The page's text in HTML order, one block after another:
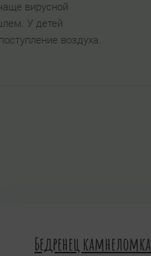
вирусной
У детей
воздуха.
Бедренец камнеломка